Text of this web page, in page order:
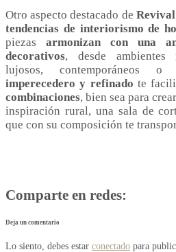
Otro aspecto destacado de
tendencias de interiorismo de
piezas armonizan con una
decorativos, desde ambientes
lujosos, contemporáneos
imperecedero y refinado te
combinaciones, bien sea para
inspiración rural, una sala de
que con su composición te
Comparte en redes:
Deja un comentario
Lo siento, debes estar conectado para